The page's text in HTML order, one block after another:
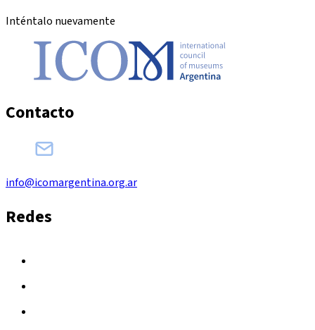
Inténtalo nuevamente
Contacto
info@icomargentina.org.ar
Redes